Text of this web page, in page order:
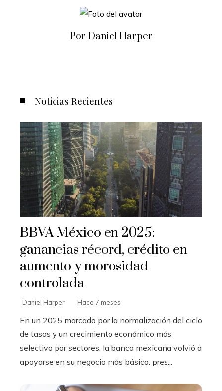
Por Daniel Harper
Noticias Recientes
BBVA México en 2025:
ganancias récord, crédito en
aumento y morosidad
controlada
Daniel Harper Hace 7 meses
En un 2025 marcado por la normalización del ciclo
de tasas y un crecimiento económico más
selectivo por sectores, la banca mexicana volvió a
apoyarse en su negocio más básico: pres...